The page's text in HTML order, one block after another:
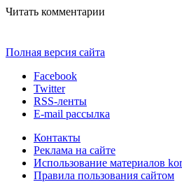
Читать комментарии
Полная версия сайта
Facebook
Twitter
RSS-ленты
E-mail рассылка
Контакты
Реклама на сайте
Использование материалов
Правила пользования сайтом